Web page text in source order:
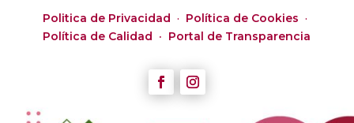
Politica de Privacidad · Política de Cookies ·
Política de Calidad · Portal de Transparencia